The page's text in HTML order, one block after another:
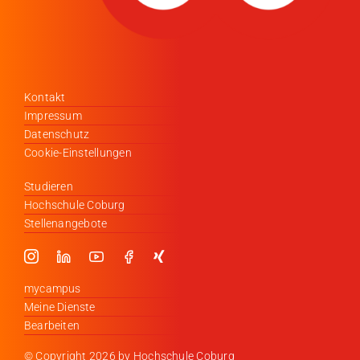
Kontakt
Impressum
Datenschutz
Cookie-Einstellungen
Studieren
Hochschule Coburg
Stellenangebote
mycampus
Meine Dienste
Bearbeiten
© Copyright 2026 by Hochschule Coburg